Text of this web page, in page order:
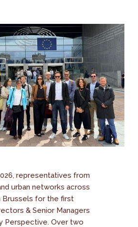
representatives from
urban networks across
Brussels for the first
& Senior Managers
Perspective. Over two